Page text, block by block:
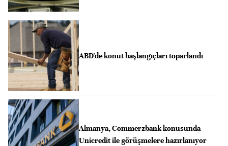
ABD'de konut başlangıçları toparlandı
Almanya, Commerzbank konusunda
Unicredit ile görüşmelere hazırlanıyor